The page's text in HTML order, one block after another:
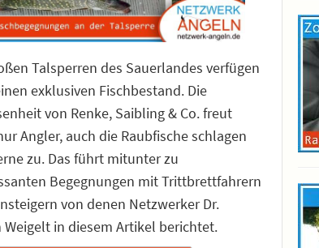
Talsperren des Sauerlandes verfügen
exklusiven Fischbestand. Die
von Renke, Saibling & Co. freut
Angler, auch die Raubfische schlagen
zu. Das führt mitunter zu
Begegnungen mit Trittbrettfahrern
von denen Netzwerker Dr.
Weigelt in diesem Artikel berichtet.